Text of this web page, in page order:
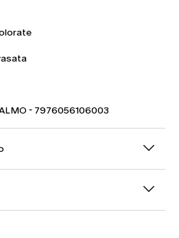
- 7976056106003